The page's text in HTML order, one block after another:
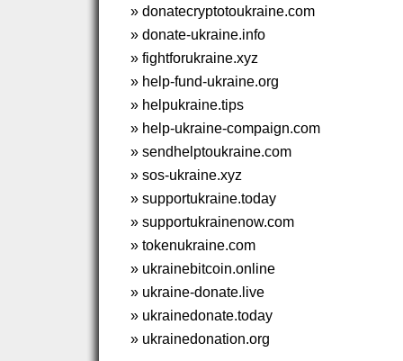
donatecryptotoukraine.com
donate-ukraine.info
fightforukraine.xyz
help-fund-ukraine.org
helpukraine.tips
help-ukraine-compaign.com
sendhelptoukraine.com
sos-ukraine.xyz
supportukraine.today
supportukrainenow.com
tokenukraine.com
ukrainebitcoin.online
ukraine-donate.live
ukrainedonate.today
ukrainedonation.org